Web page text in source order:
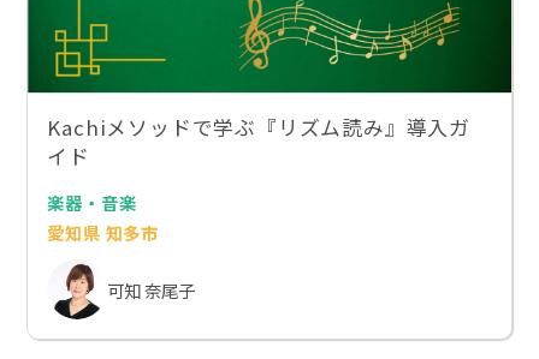
Kachiメソッドで学ぶ『リズム読み』導入ガ
イド
楽器・音楽
愛知県 知多市
可知 奈尾子